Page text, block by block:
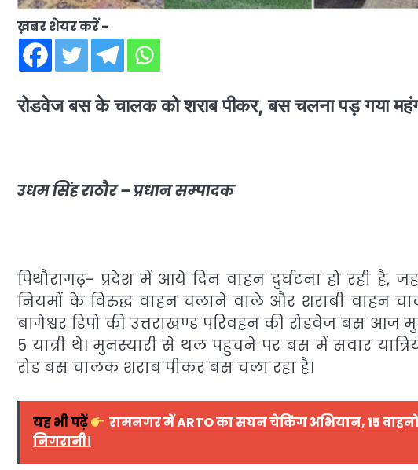
ख़बर शेयर करें -
रोडवेज बस के चालक को शराब पीकर, बस चलना पड़ गया
उधम सिंह राठौर – प्रधान सम्पादक
पिथौरागढ़- प्रदेश में आये दिन वाहन दुर्घटना हो रही है,
नियमों के विरुद्ध वाहन चलाने वाले और शराबी वाहन
बागेश्वर डिपो की उत्तराखण्ड परिवहन की रोडवेज बस
5 यात्री थे। मुनस्यारी से थल पहुचने पर बस में सवार
रोड बस चालक शराब पीकर बस चला रहा है।
यह भी पढ़ें
रामनगर में ARTO का सघन चेकिंग अभियान, 15
निगरानी।